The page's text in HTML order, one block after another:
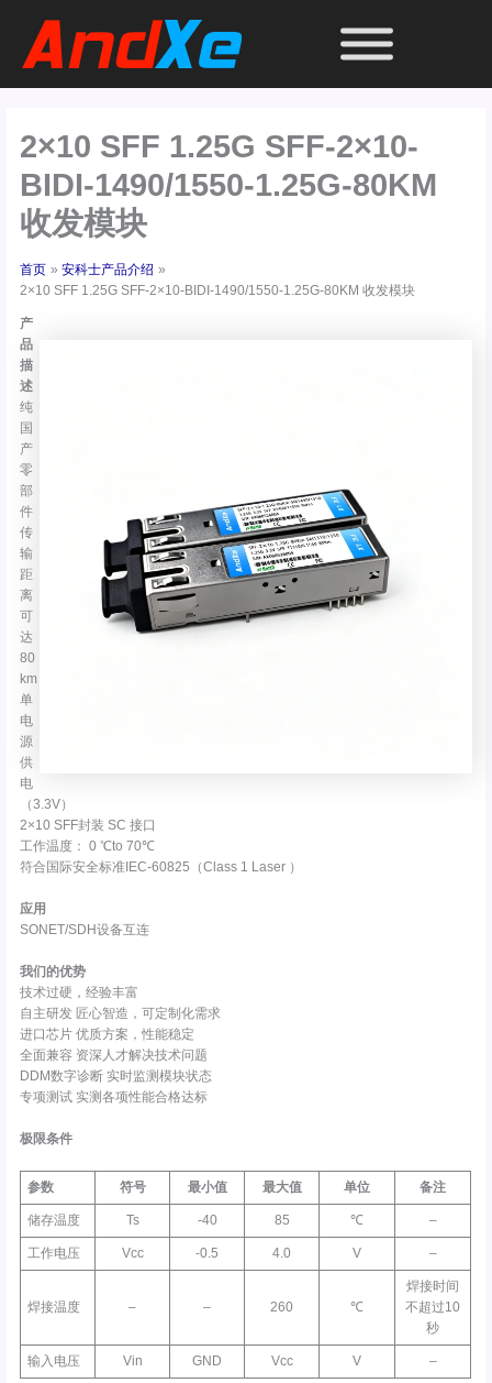
2×10 SFF 1.25G SFF-2×10-
BIDI-1490/1550-1.25G-80KM
收发模块
首页
安科士产品介绍
2×10 SFF 1.25G SFF-2×10-BIDI-1490/1550-1.25G-80KM 收发模块
产
品
描
述
纯
国
产
零
部
件
传
输
距
离
可
达
80
km
单
电
源
供
电
（3.3V）
2×10 SFF封装 SC 接口
工作温度： 0 ℃to 70℃
符合国际安全标准IEC-60825（Class 1 Laser ）
应用
SONET/SDH设备互连
我们的优势
技术过硬，经验丰富
自主研发 匠心智造，可定制化需求
进口芯片 优质方案，性能稳定
全面兼容 资深人才解决技术问题
DDM数字诊断 实时监测模块状态
专项测试 实测各项性能合格达标
极限条件
参数 符号 最小值 最大值 单位 备注
储存温度 Ts -40 85 ℃ –
工作电压 Vcc -0.5 4.0 V –
焊接温度 – – 260 ℃
焊接时间
不超过10
秒
输入电压 Vin GND Vcc V –